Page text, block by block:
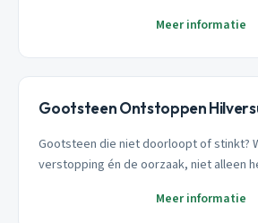
Meer informatie
Gootsteen Ontstoppen
Gootsteen die niet doorloopt of stinkt?
verstopping én de oorzaak, niet alleen
Meer informatie